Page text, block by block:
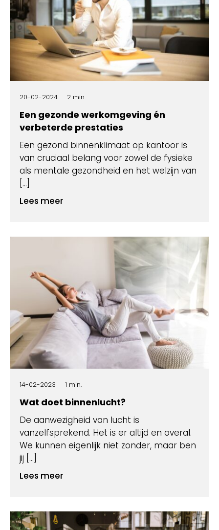
20-02-2024 2 min.
Een gezonde werkomgeving én
verbeterde prestaties
Een gezond binnenklimaat op kantoor is
van cruciaal belang voor zowel de fysieke
als mentale gezondheid en het welzijn van
[…]
Lees meer
14-02-2023 1 min.
Wat doet binnenlucht?
De aanwezigheid van lucht is
vanzelfsprekend. Het is er altijd en overal.
We kunnen eigenlijk niet zonder, maar ben
jij […]
Lees meer